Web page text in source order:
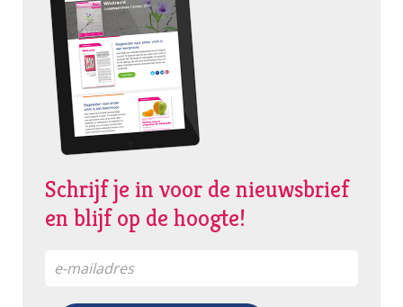
Schrijf je in voor de nieuwsbrief
en blijf op de hoogte!